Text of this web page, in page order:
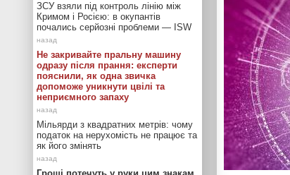
ЗСУ взяли під контроль лінію між
Кримом і Росією: в окупантів
почались серйозні проблеми — ISW
Не закривайте пральну машину
одразу після прання: експерти
пояснили, як одна звичка
допоможе уникнути цвілі та
неприємного запаху
Мільярди з квадратних метрів: чому
податок на нерухомість не працює та
як його змінять